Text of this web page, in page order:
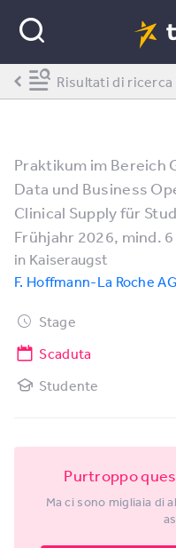
Praktikum im Bereich
Data und Business
Clinical Supply für
Frühjahr 2026, mind.
in Kaiseraugst
F. Hoffmann-La Roche AG
Stage
Scaduta
Studente
Purtroppo
Ma ci sono migliaia di
Risultati di ricerca